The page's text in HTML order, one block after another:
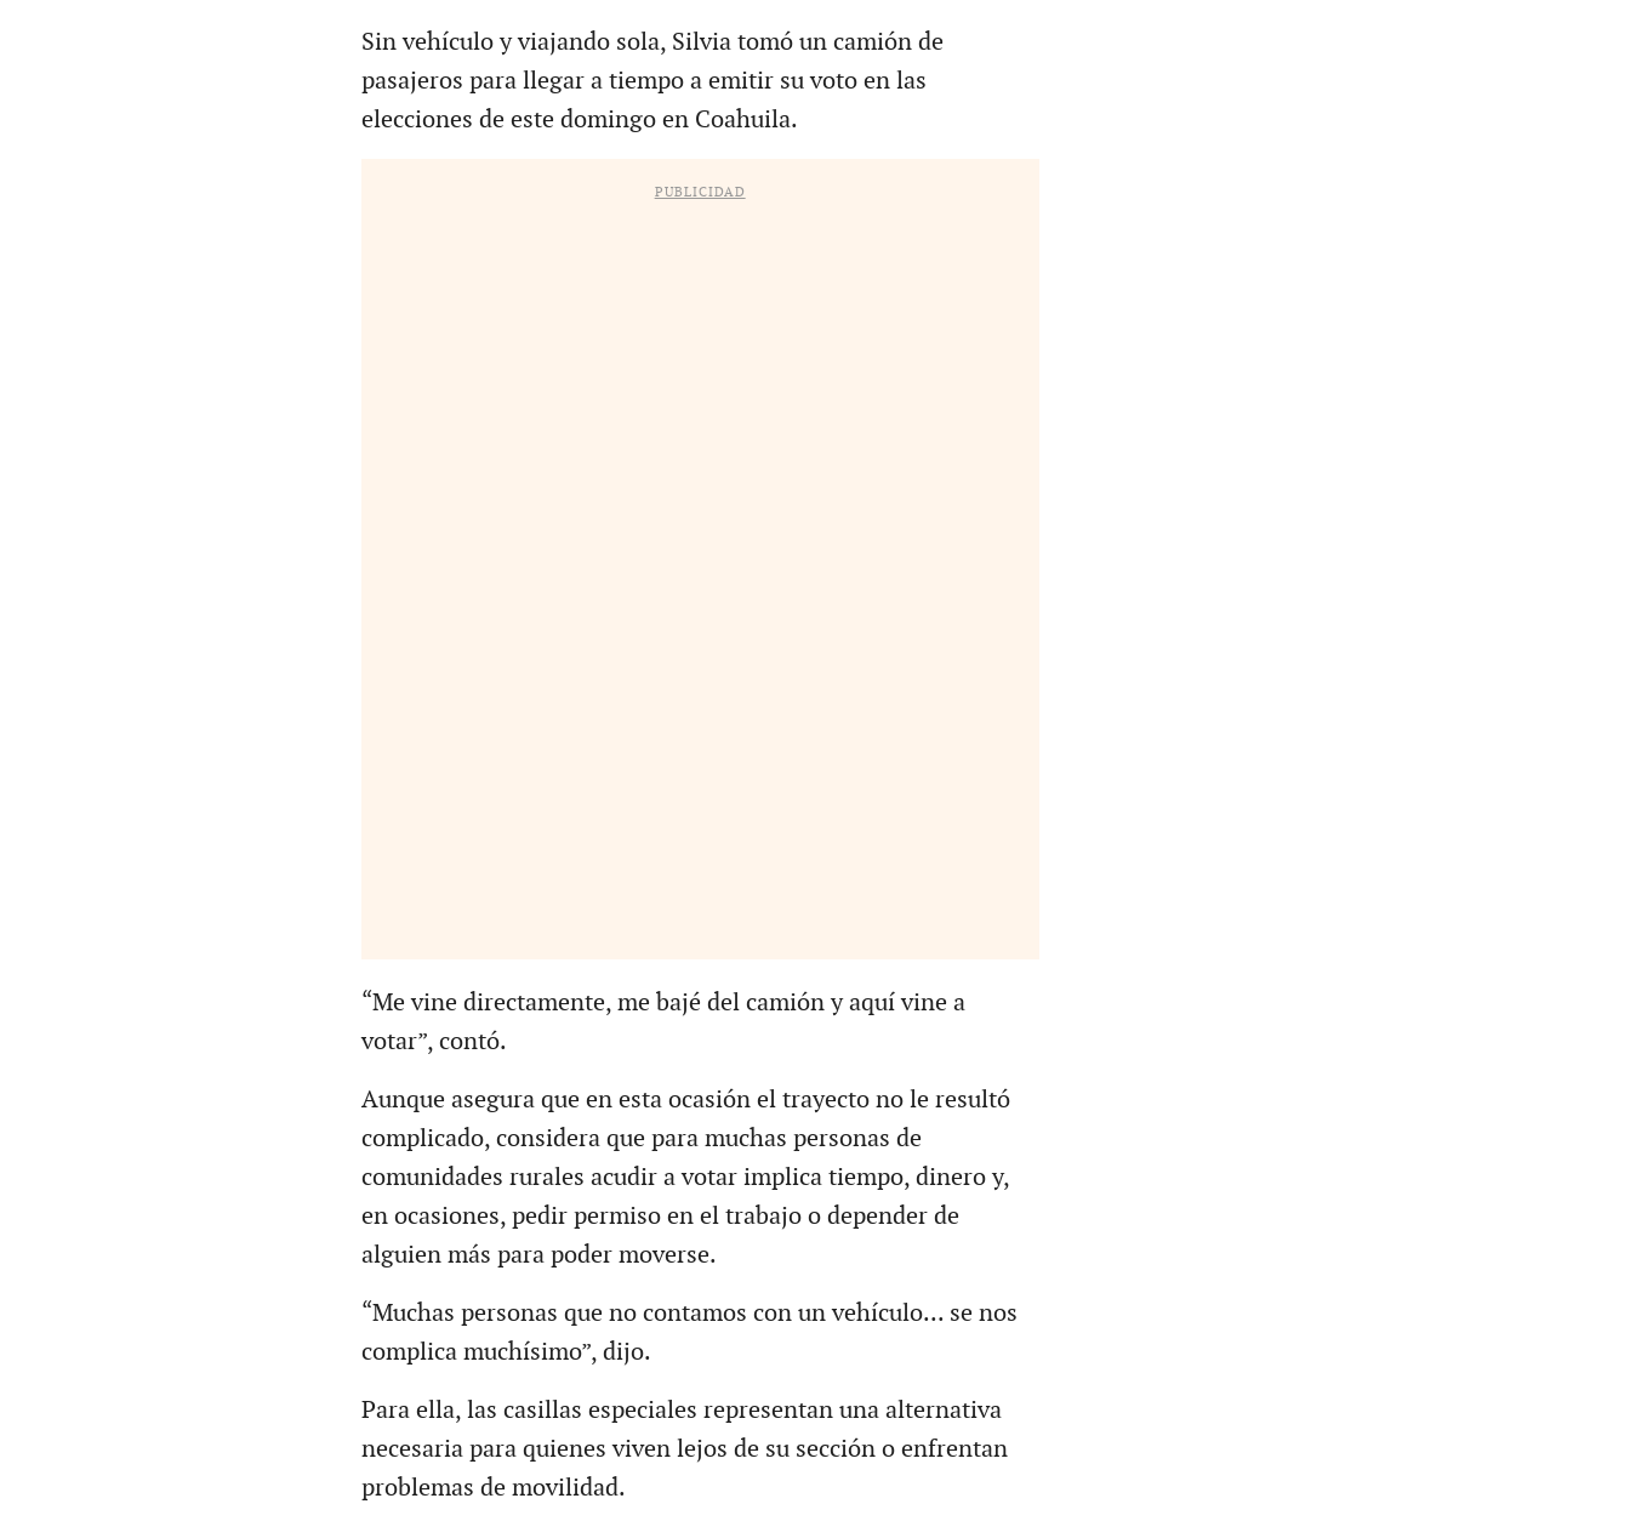
Sin vehículo y viajando sola, Silvia tomó un camión de
pasajeros para llegar a tiempo a emitir su voto en las
elecciones de este domingo en Coahuila.
PUBLICIDAD
“Me vine directamente, me bajé del camión y aquí vine a
votar”, contó.
Aunque asegura que en esta ocasión el trayecto no le resultó
complicado, considera que para muchas personas de
comunidades rurales acudir a votar implica tiempo, dinero y,
en ocasiones, pedir permiso en el trabajo o depender de
alguien más para poder moverse.
“Muchas personas que no contamos con un vehículo... se nos
complica muchísimo”, dijo.
Para ella, las casillas especiales representan una alternativa
necesaria para quienes viven lejos de su sección o enfrentan
problemas de movilidad.